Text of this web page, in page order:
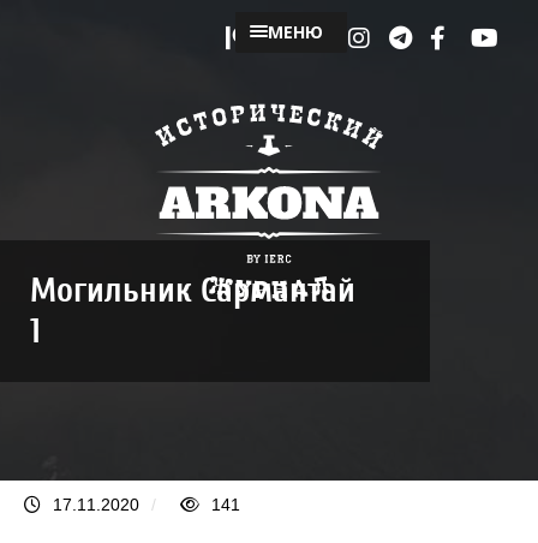
МЕНЮ
Могильник Сармантай
1
17.11.2020 / 141